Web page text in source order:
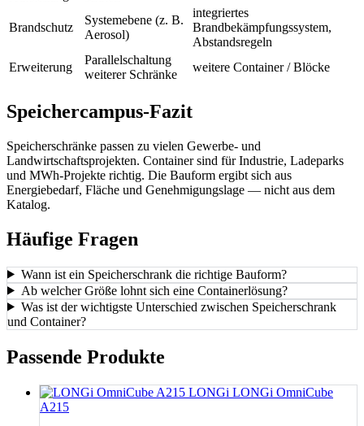
Brandschutz
Systemebene (z. B.
Aerosol)
integriertes
Brandbekämpfungssystem,
Abstandsregeln
Erweiterung
Parallelschaltung
weiterer Schränke
weitere Container / Blöcke
Speichercampus-Fazit
Speicherschränke passen zu vielen Gewerbe- und
Landwirtschaftsprojekten. Container sind für Industrie, Ladeparks
und MWh-Projekte richtig. Die Bauform ergibt sich aus
Energiebedarf, Fläche und Genehmigungslage — nicht aus dem
Katalog.
Häufige Fragen
Wann ist ein Speicherschrank die richtige Bauform?
Ab welcher Größe lohnt sich eine Containerlösung?
Was ist der wichtigste Unterschied zwischen Speicherschrank
und Container?
Passende Produkte
LONGi LONGi OmniCube
A215